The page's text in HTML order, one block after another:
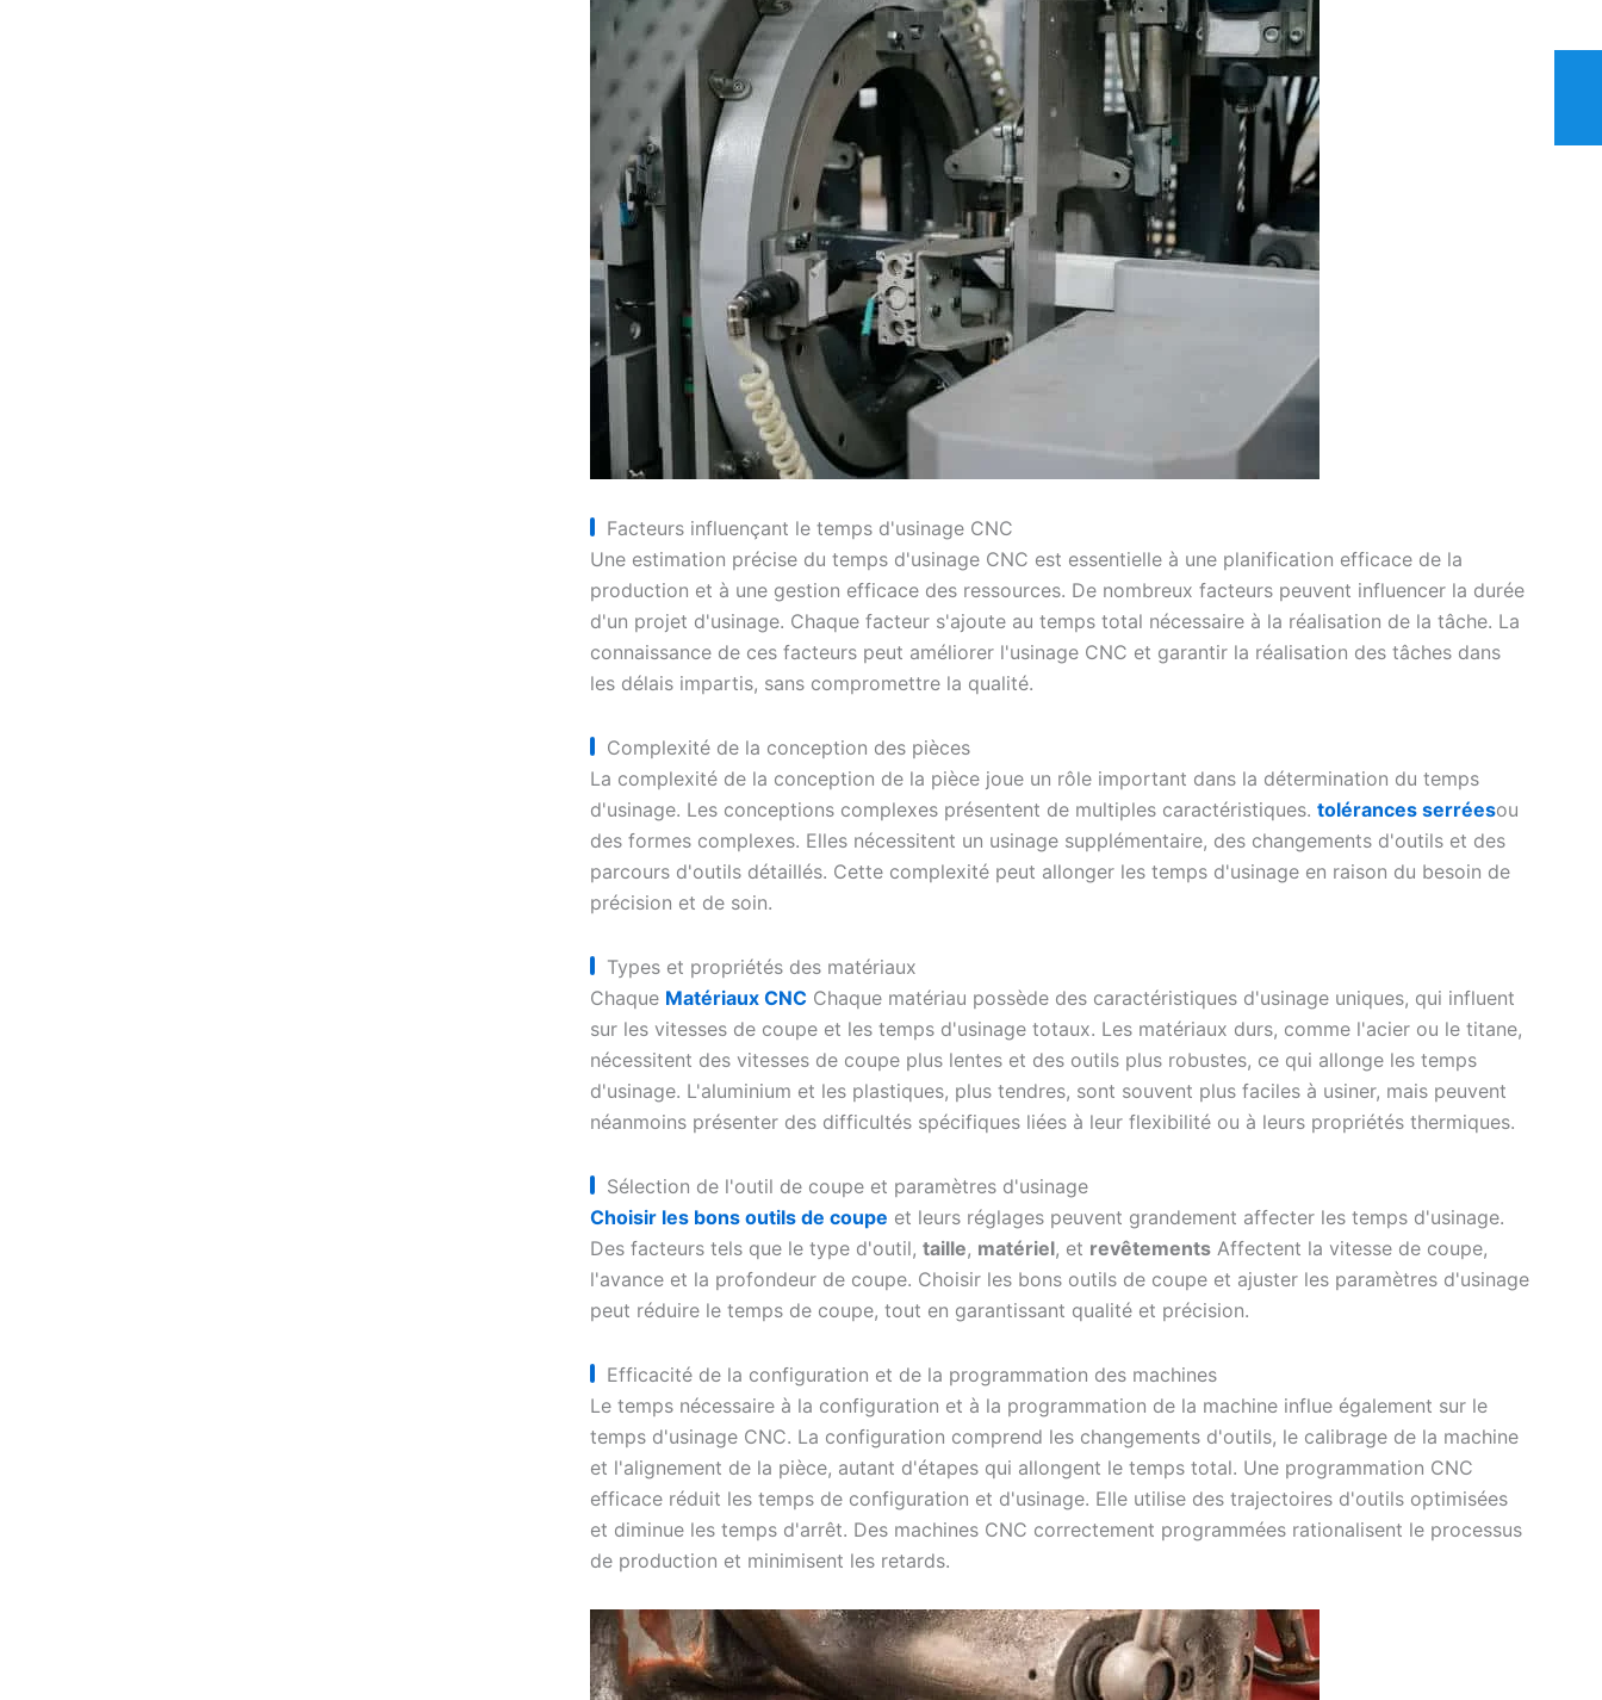
Facteurs influençant le temps d'usinage CNC
Une estimation précise du temps d'usinage CNC est essentielle à une planification efficace de la
production et à une gestion efficace des ressources. De nombreux facteurs peuvent influencer la durée
d'un projet d'usinage. Chaque facteur s'ajoute au temps total nécessaire à la réalisation de la tâche. La
connaissance de ces facteurs peut améliorer l'usinage CNC et garantir la réalisation des tâches dans
les délais impartis, sans compromettre la qualité.
Complexité de la conception des pièces
La complexité de la conception de la pièce joue un rôle important dans la détermination du temps
d'usinage. Les conceptions complexes présentent de multiples caractéristiques. tolérances serréesou
des formes complexes. Elles nécessitent un usinage supplémentaire, des changements d'outils et des
parcours d'outils détaillés. Cette complexité peut allonger les temps d'usinage en raison du besoin de
précision et de soin.
Types et propriétés des matériaux
Chaque Matériaux CNCChaque matériau possède des caractéristiques d'usinage uniques, qui influent
sur les vitesses de coupe et les temps d'usinage totaux. Les matériaux durs, comme l'acier ou le titane,
nécessitent des vitesses de coupe plus lentes et des outils plus robustes, ce qui allonge les temps
d'usinage. L'aluminium et les plastiques, plus tendres, sont souvent plus faciles à usiner, mais peuvent
néanmoins présenter des difficultés spécifiques liées à leur flexibilité ou à leurs propriétés thermiques.
Sélection de l'outil de coupe et paramètres d'usinage
Choisir les bons outils de coupe et leurs réglages peuvent grandement affecter les temps d'usinage.
Des facteurs tels que le type d'outil, taille, matériel, et revêtementsAffectent la vitesse de coupe,
l'avance et la profondeur de coupe. Choisir les bons outils de coupe et ajuster les paramètres d'usinage
peut réduire le temps de coupe, tout en garantissant qualité et précision.
Efficacité de la configuration et de la programmation des machines
Le temps nécessaire à la configuration et à la programmation de la machine influe également sur le
temps d'usinage CNC. La configuration comprend les changements d'outils, le calibrage de la machine
et l'alignement de la pièce, autant d'étapes qui allongent le temps total. Une programmation CNC
efficace réduit les temps de configuration et d'usinage. Elle utilise des trajectoires d'outils optimisées
et diminue les temps d'arrêt. Des machines CNC correctement programmées rationalisent le processus
de production et minimisent les retards.